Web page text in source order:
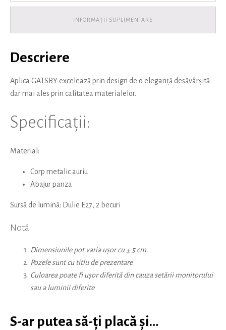
INFORMAȚII SUPLIMENTARE
Descriere
Aplica GATSBY excelează prin design de o eleganță desăvârșită
dar mai ales prin calitatea materialelor.
Specificații:
Material:
Corp metalic auriu
Abajur panza
Sursă de lumină: Dulie E27, 2 becuri
Notă
Dimensiunile pot varia ușor cu ± 5 cm.
Pozele sunt cu titlu de prezentare
Culoarea poate fi ușor diferită din cauza setării monitorului
sau a luminii diferite
S-ar putea să-ți placă și…